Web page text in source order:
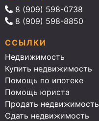
8 (909) 598-0738
8 (909) 598-8850
ССЫЛКИ
Недвижимость
Купить недвижимость
Помощь по ипотеке
Помощь юриста
Продать недвижимость
Сдать недвижимость